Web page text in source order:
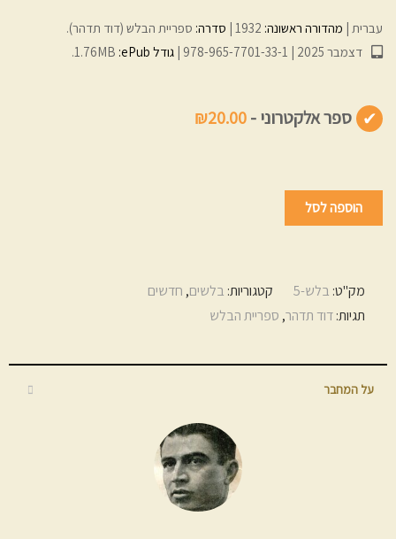
עברית מהדורה ראשונה: 1932 סדרה: ספריית הבלש (דוד תדהר)
דצמבר 2025
978-965-7701-33-1 גודל ePub:‏ 1.76MB
ספר אלקטרוני -₪20.00
הוספה לסל
מק"ט: בלש-5 קטגוריות: בלשים, חדשים
תגיות:דוד תדהר, ספריית הבלש
על המחבר